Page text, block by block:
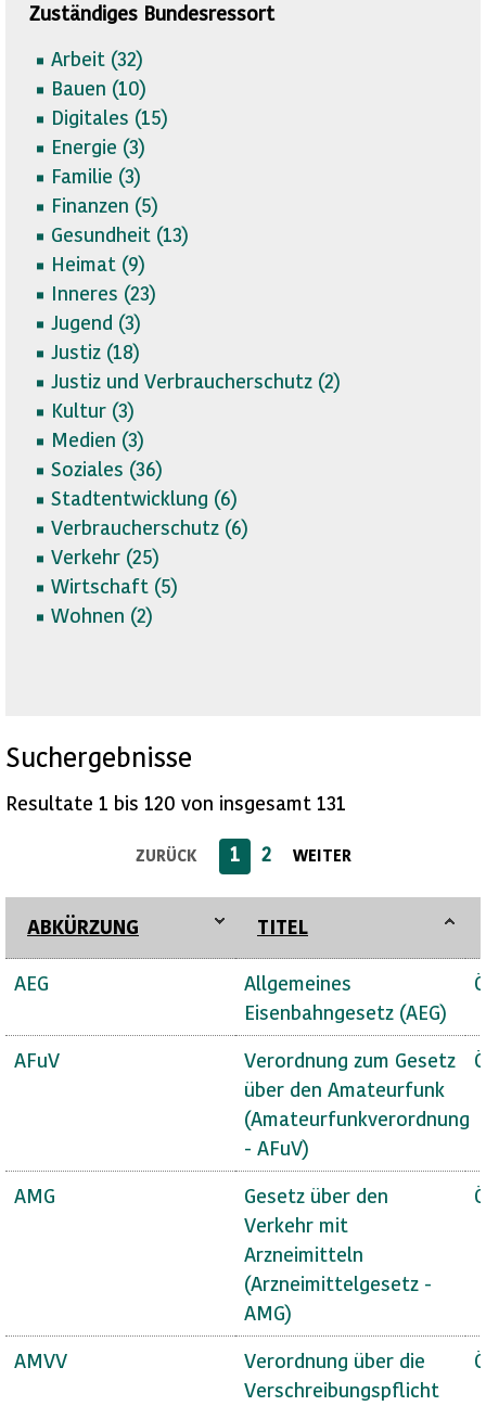
Zuständiges Bundesressort
Arbeit (32)
Bauen (10)
Digitales (15)
Energie (3)
Familie (3)
Finanzen (5)
Gesundheit (13)
Heimat (9)
Inneres (23)
Jugend (3)
Justiz (18)
Justiz und Verbraucherschutz (2)
Kultur (3)
Medien (3)
Soziales (36)
Stadtentwicklung (6)
Verbraucherschutz (6)
Verkehr (25)
Wirtschaft (5)
Wohnen (2)
Suchergebnisse
Resultate 1 bis 120 von insgesamt 131
ZURÜCK 1 2 WEITER
ABKÜRZUNG TITEL
AEG
Allgemeines
Eisenbahngesetz (AEG)
AFuV
Verordnung zum Gesetz
über den Amateurfunk
(Amateurfunkverordnung
- AFuV)
AMG
Gesetz über den
Verkehr mit
Arzneimitteln
(Arzneimittelgesetz -
AMG)
AMVV
Verordnung über die
Verschreibungspflicht